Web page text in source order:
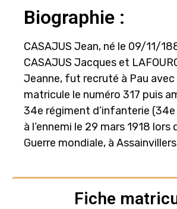
Biographie :
CASAJUS Jean, né le 09/11/
CASAJUS Jacques et
Jeanne, fut recruté à Pau
matricule le numéro 317 puis
34e régiment d’infanterie
à l’ennemi le 29 mars 1918 lors
Guerre mondiale, à
Fiche